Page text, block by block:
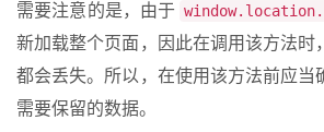
需要注意的是，由于
新加载整个页面，因此在调用该方法时
都会丢失。所以，在使用该方法前应当
需要保留的数据。